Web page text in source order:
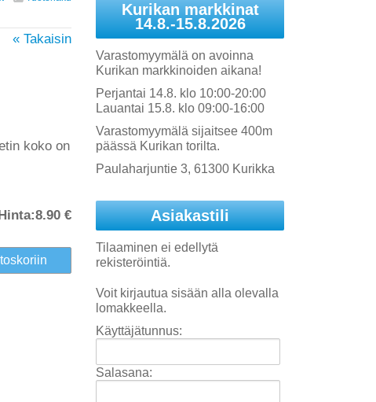
« Takaisin
koko on
8.90 €
Kurikan markkinat
14.8.-15.8.2026
Varastomyymälä on avoinna
Kurikan markkinoiden aikana!
Perjantai 14.8. klo 10:00-20:00
Lauantai 15.8. klo 09:00-16:00
Varastomyymälä sijaitsee 400m
päässä Kurikan torilta.
Paulaharjuntie 3, 61300 Kurikka
Asiakastili
Tilaaminen ei edellytä
rekisteröintiä.
Voit kirjautua sisään alla olevalla
lomakkeella.
Käyttäjätunnus:
Salasana: